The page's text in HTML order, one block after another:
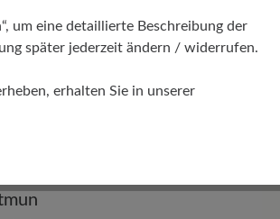
- Weite Passform (H) - Für
bis kräftige Füße
um eine detaillierte Beschreibung der
später jederzeit ändern / widerrufen.
erhalten Sie in unserer